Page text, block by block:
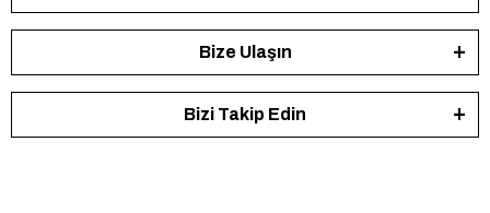
Bize Ulaşın
Bizi Takip Edin